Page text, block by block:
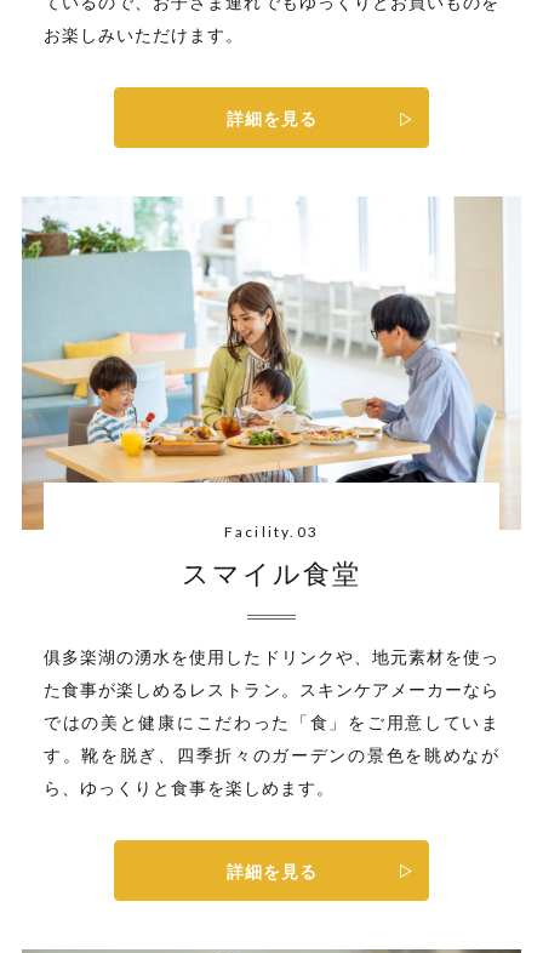
お楽しみいただけます。
詳細を見る
Facility.03
スマイル食堂
俱多楽湖の湧水を使用したドリンクや、地元素材を使っ
た食事が楽しめるレストラン。スキンケアメーカーなら
ではの美と健康にこだわった「食」をご用意していま
す。靴を脱ぎ、四季折々のガーデンの景色を眺めなが
ら、ゆっくりと食事を楽しめます。
詳細を見る